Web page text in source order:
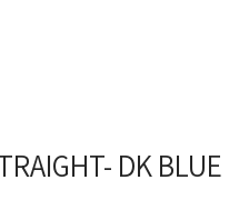
DK BLUE